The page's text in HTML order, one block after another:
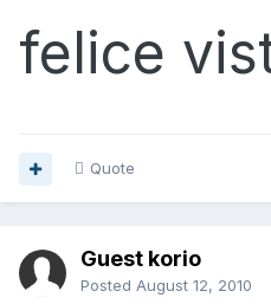
felice
Quote
Guest korio
Posted August 12, 2010